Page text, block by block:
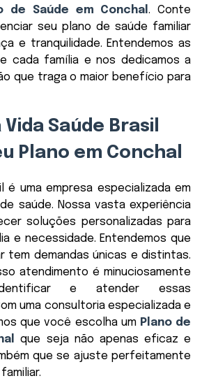
de Saúde em Conchal. Conte
seu plano de saúde familiar
e tranquilidade. Entendemos as
cada família e nos dedicamos a
que traga o maior benefício para
Saúde Brasil
Plano em Conchal
é uma empresa especializada em
saúde. Nossa vasta experiência
soluções personalizadas para
e necessidade. Entendemos que
tem demandas únicas e distintas.
atendimento é minuciosamente
e atender essas
uma consultoria especializada e
que você escolha um Plano de
que seja não apenas eficaz e
que se ajuste perfeitamente